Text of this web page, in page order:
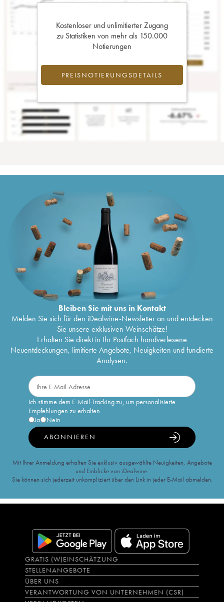
Kostenloser und unlimitierter Zugang
zu Statistiken von mehr als 150.000
Notierungen
PREISNOTIERUNGSDETAILS
Bleiben Sie mit uns in Kontakt
Melden Sie sich für den iDealwine-Newsletter an und entdecken
Sie unsere exklusiven Weinschätze!
Erhalten Sie direkt in Ihr Postfach handverlesene
Neuentdeckungen, limitierte Angebote, Neuigkeiten und fundierte
Analysen.
Ich stimme dem E-Mail-Tracking zu, um personalisierte
Empfehlungen zu erhalten
Ja
Nein
ABONNIEREN
Mit Ihrer Anmeldung erhalten Sie exklusiv ausgewählte Neuigkeiten, Angebote
und Einblicke von iDealwine.
Sie können sich jederzeit unkompliziert über den Link in jeder E-Mail abmelden.
GRATIS (W)EINSCHÄTZUNG
STELLENANGEBOTE
ÜBER UNS
VERANTWORTUNG VON UNTERNEHMEN (CSR)